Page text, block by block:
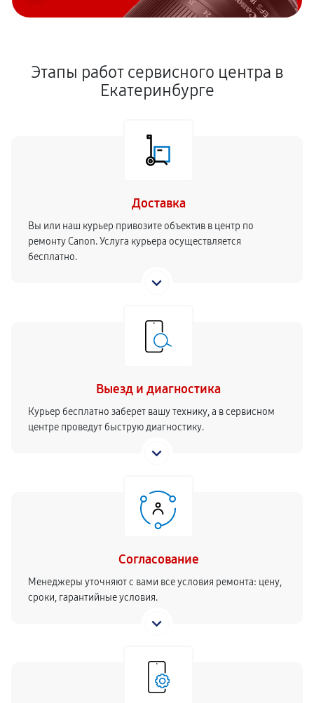
Этапы работ сервисного центра в
Екатеринбурге
Доставка
Вы или наш курьер привозите объектив в центр по
ремонту Canon. Услуга курьера осуществляется
бесплатно.
Выезд и диагностика
Курьер бесплатно заберет вашу технику, а в сервисном
центре проведут быструю диагностику.
Согласование
Менеджеры уточняют с вами все условия ремонта: цену,
сроки, гарантийные условия.